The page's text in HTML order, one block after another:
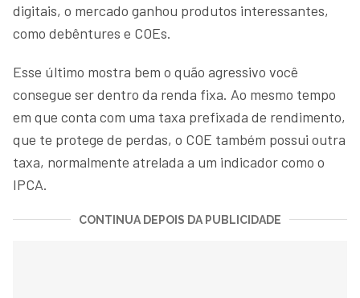
digitais, o mercado ganhou produtos interessantes,
como debêntures e COEs.
Esse último mostra bem o quão agressivo você
consegue ser dentro da renda fixa. Ao mesmo tempo
em que conta com uma taxa prefixada de rendimento,
que te protege de perdas, o COE também possui outra
taxa, normalmente atrelada a um indicador como o
IPCA.
CONTINUA DEPOIS DA PUBLICIDADE